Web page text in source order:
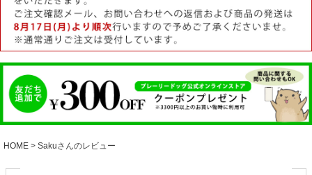
HOME Sakuさんのレビュー